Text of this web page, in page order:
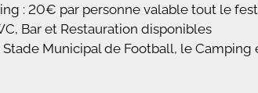
: 20€ par personne valable tout le
Bar et Restauration disponibles
Stade Municipal de Football, le